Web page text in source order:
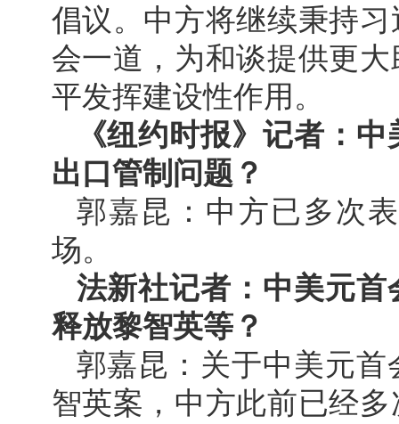
倡议。中方将继续秉持
会一道，为和谈提供更
平发挥建设性作用。
《纽约时报》记者：
出口管制问题？
郭嘉昆：中方已多次
场。
法新社记者：中美元
释放黎智英等？
郭嘉昆：关于中美元
智英案，中方此前已经